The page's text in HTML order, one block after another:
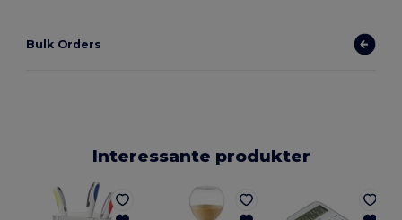
Bulk Orders
Interessante produkter